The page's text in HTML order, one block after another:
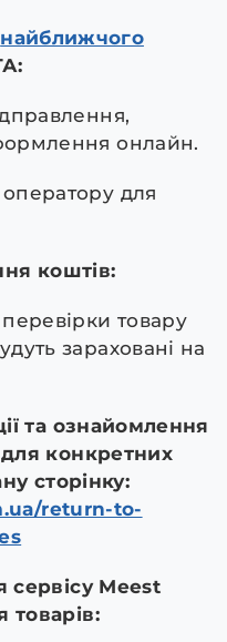
найближчого
онлайн.
для
коштів:
товару
зараховані на
та ознайомлення
конкретних
сторінку:
return-to-
сервісу Meest